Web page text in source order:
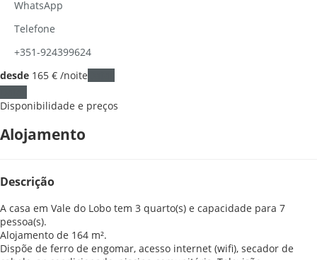
WhatsApp
Telefone
+351-924399624
desde 165 € /noite
Disponibilidade e preços
Alojamento
Descrição
A casa em Vale do Lobo tem 3 quarto(s) e capacidade para 7
pessoa(s).
Alojamento de 164 m².
Dispõe de ferro de engomar, acesso internet (wifi), secador de